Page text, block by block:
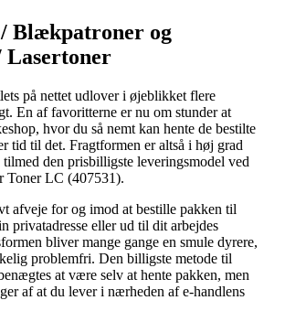
Blækpatroner og
Lasertoner
på nettet udlover i øjeblikket flere
En af favoritterne er nu om stunder at
hvor du så nemt kan hente de bestilte
tid til det. Fragtformen er altså i høj grad
den prisbilligste leveringsmodel ved
Toner LC (407531).
afveje for og imod at bestille pakken til
privatadresse eller ud til dit arbejdes
bliver mange gange en smule dyrere,
problemfri. Den billigste metode til
at være selv at hente pakken, men
af at du lever i nærheden af e-handlens